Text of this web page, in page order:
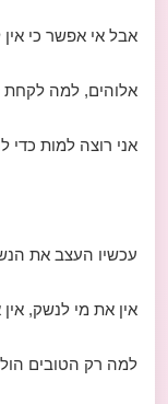
אבל אי אפשר כי אין
אלוהים, למה לקחת
אני רוצה למות כדי
עכשיו העצב את
אין את מי לנשק,
למה רק הטובים